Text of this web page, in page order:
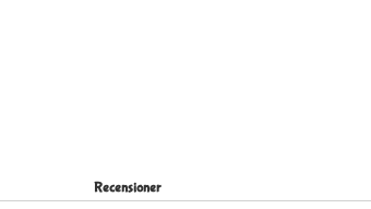
Recensioner